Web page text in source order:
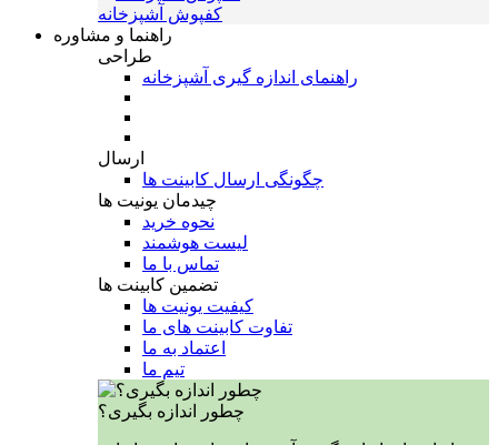
کفپوش آشپزخانه
راهنما و مشاوره
طراحی
راهنمای اندازه گیری آشپزخانه
ارسال
چگونگی ارسال کابینت ها
چیدمان یونیت ها
نحوه خرید
لیست هوشمند
تماس با ما
تضمین کابینت ها
کیفیت یونیت ها
تفاوت کابینت های ما
اعتماد به ما
تیم ما
چطور اندازه بگیری؟